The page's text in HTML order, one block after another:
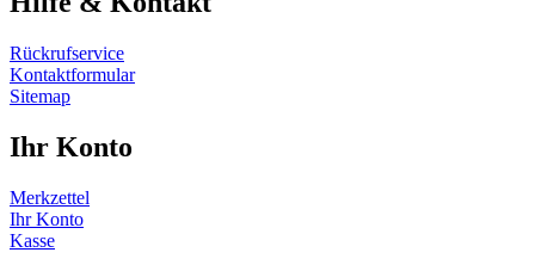
Rückrufservice
Kontaktformular
Sitemap
Ihr Konto
Merkzettel
Ihr Konto
Kasse